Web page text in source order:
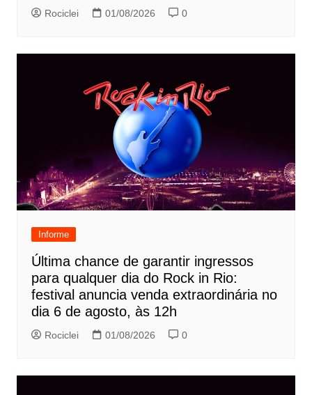
Rociclei 01/08/2026 0
Informe
Última chance de garantir ingressos
para qualquer dia do Rock in Rio:
festival anuncia venda extraordinária no
dia 6 de agosto, às 12h
Rociclei 01/08/2026 0